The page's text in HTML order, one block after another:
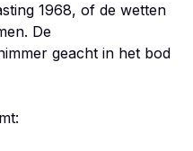
1968, of de wetten
De
geacht in het bod